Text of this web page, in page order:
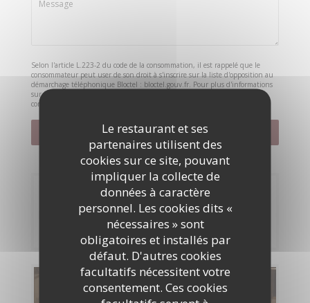
Le restaurant et ses
partenaires utilisent des
cookies sur ce site, pouvant
impliquer la collecte de
données à caractère
personnel. Les cookies dits «
nécessaires » sont
obligatoires et installés par
défaut. D'autres cookies
facultatifs nécessitent votre
consentement. Ces cookies
Selon l'article L.223-2 du code de la consommation, il est rappelé que le
consommateur peut user de son droit à s'inscrire sur la liste d'opposition au
démarchage téléphonique Bloctel : bloctel.gouv.fr. Pour plus d'informations
sur le traitement de vos données, consultez notre
confidentialité
Réservation
RÉSERVER
Cartes & Menus